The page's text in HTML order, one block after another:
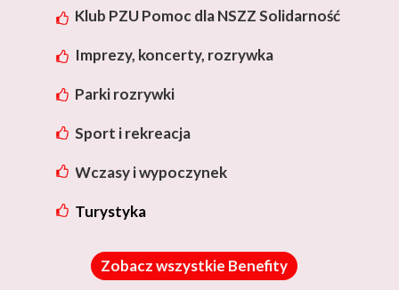
Klub PZU Pomoc dla NSZZ Solidarność
Imprezy, koncerty, rozrywka
Parki rozrywki
Sport i rekreacja
Wczasy i wypoczynek
Turystyka
Zobacz wszystkie Benefity